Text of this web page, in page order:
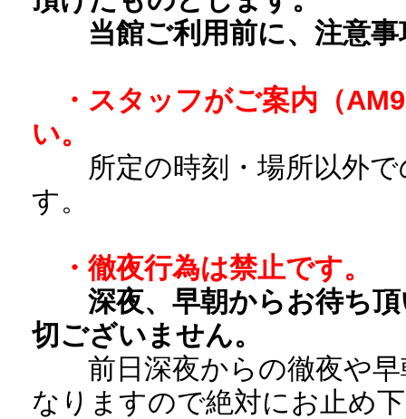
当館ご利用前に、注意事
・スタッフがご案内（
い。
所定の時刻・場所以外で
す。
・徹夜行為は禁止です。
深夜、早朝からお待ち
切ございません。
前日深夜からの徹夜や早
なりますので絶対にお止め